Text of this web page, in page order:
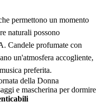
permettono un momento
naturali possono
Candele profumate con
un'atmosfera accogliente,
preferita.
e mascherina per dormire